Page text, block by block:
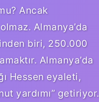
Ancak
Almanya’da
biri, 250.000
Almanya’da
Hessen eyaleti,
yardımı” getiriyor.